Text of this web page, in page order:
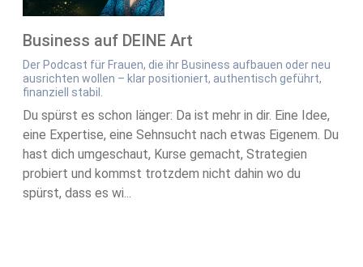
Business auf DEINE Art
Der Podcast für Frauen, die ihr Business aufbauen oder neu
ausrichten wollen – klar positioniert, authentisch geführt,
finanziell stabil.
Du spürst es schon länger: Da ist mehr in dir. Eine Idee,
eine Expertise, eine Sehnsucht nach etwas Eigenem. Du
hast dich umgeschaut, Kurse gemacht, Strategien
probiert und kommst trotzdem nicht dahin wo du
spürst, dass es wi...